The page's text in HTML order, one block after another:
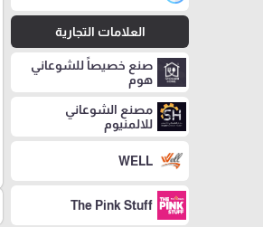
العلامات التجارية
صنع خصيصاً للشوعاني
هوم
مصنع الشوعاني
للالمنيوم
WELL
The Pink Stuff